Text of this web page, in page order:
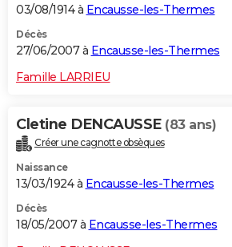
03/08/1914 à Encausse-les-Thermes
Décès
27/06/2007 à Encausse-les-Thermes
Famille LARRIEU
Cletine DENCAUSSE (83 ans)
Créer une cagnotte obsèques
Naissance
13/03/1924 à Encausse-les-Thermes
Décès
18/05/2007 à Encausse-les-Thermes